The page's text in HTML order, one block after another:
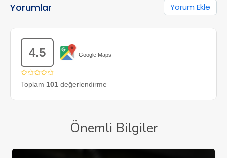
Yorumlar Yorum Ekle
4.5 Google Maps
✩✩✩✩✩
Toplam 101 değerlendirme
Önemli Bilgiler